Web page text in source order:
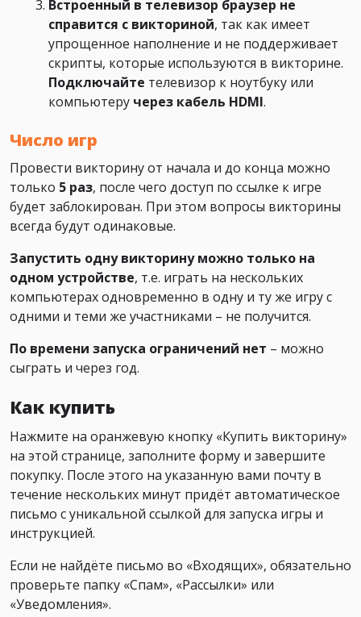
Встроенный в телевизор браузер не
справится с викториной, так как имеет
упрощенное наполнение и не поддерживает
скрипты, которые используются в викторине.
Подключайте телевизор к ноутбуку или
компьютеру через кабель HDMI.
Число игр
Провести викторину от начала и до конца можно
только 5 раз, после чего доступ по ссылке к игре
будет заблокирован. При этом вопросы викторины
всегда будут одинаковые.
Запустить одну викторину можно только на
одном устройстве, т.е. играть на нескольких
компьютерах одновременно в одну и ту же игру с
одними и теми же участниками – не получится.
По времени запуска ограничений нет – можно
сыграть и через год.
Как купить
Нажмите на оранжевую кнопку «Купить викторину»
на этой странице, заполните форму и завершите
покупку. После этого на указанную вами почту в
течение нескольких минут придёт автоматическое
письмо с уникальной ссылкой для запуска игры и
инструкцией.
Если не найдёте письмо во «Входящих», обязательно
проверьте папку «Спам», «Рассылки» или
«Уведомления».